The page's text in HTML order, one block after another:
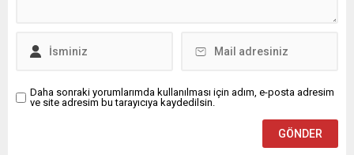
Daha sonraki yorumlarımda kullanılması için adım, e-posta adresim
ve site adresim bu tarayıcıya kaydedilsin.